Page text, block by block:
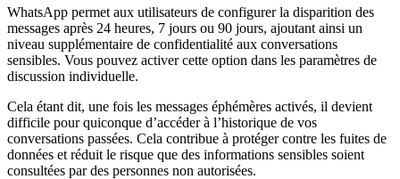
WhatsApp permet aux utilisateurs de configurer la disparition des
messages après 24 heures, 7 jours ou 90 jours, ajoutant ainsi un
niveau supplémentaire de confidentialité aux conversations
sensibles. Vous pouvez activer cette option dans les paramètres de
discussion individuelle.
Cela étant dit, une fois les messages éphémères activés, il devient
difficile pour quiconque d’accéder à l’historique de vos
conversations passées. Cela contribue à protéger contre les fuites de
données et réduit le risque que des informations sensibles soient
consultées par des personnes non autorisées.